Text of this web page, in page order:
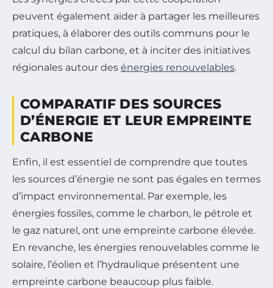
peuvent également aider à partager les meilleures
pratiques, à élaborer des outils communs pour le
calcul du bilan carbone, et à inciter des initiatives
régionales autour des énergies renouvelables.
COMPARATIF DES SOURCES
D’ÉNERGIE ET LEUR EMPREINTE
CARBONE
Enfin, il est essentiel de comprendre que toutes
les sources d’énergie ne sont pas égales en termes
d’impact environnemental. Par exemple, les
énergies fossiles, comme le charbon, le pétrole et
le gaz naturel, ont une empreinte carbone élevée.
En revanche, les énergies renouvelables comme le
solaire, l’éolien et l’hydraulique présentent une
empreinte carbone beaucoup plus faible.